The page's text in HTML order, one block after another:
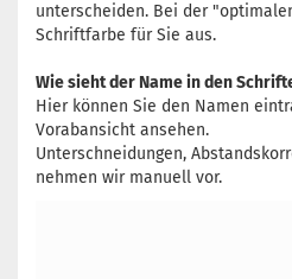
unterscheiden. Bei der
Schriftfarbe für Sie aus.
Wie sieht der Name in den
Hier können Sie den Namen
Vorabansicht ansehen.
Unterschneidungen,
nehmen wir manuell vor.